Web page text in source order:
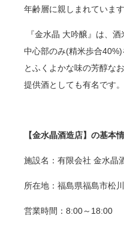
年齢層に親しまれています
『金水晶 大吟醸』は、
中心部のみ(精米歩合40%)
とふくよかな味の芳醇なお
提供酒としても有名です。
【金水晶酒造店】の基本
施設名：有限会社 金水晶
所在地：福島県福島市松
営業時間： 8:00～ 18:00